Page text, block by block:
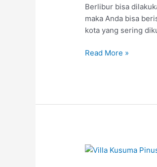
Berlibur bisa
maka Anda bisa
kota yang sering
Read More »
Villa